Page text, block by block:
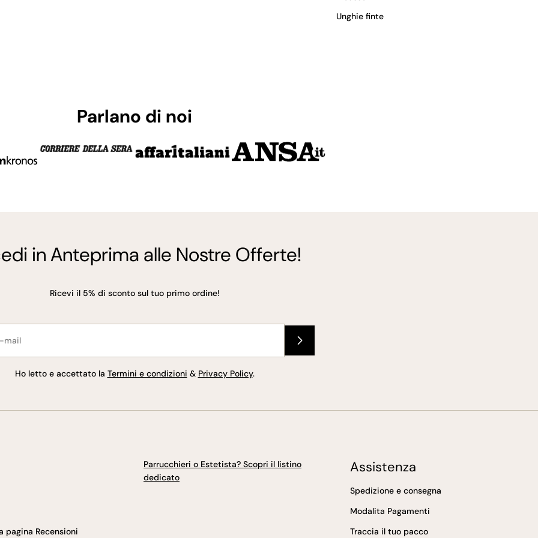
Unghie finte
Parlano di noi
in Anteprima alle Nostre Offerte!
Ricevi il 5% di sconto sul tuo primo ordine!
Ho letto e accettato la Termini e condizioni & Privacy Policy.
pagina Recensioni
Parrucchieri o Estetista? Scopri il listino
dedicato
Assistenza
Spedizione e consegna
Modalita Pagamenti
Traccia il tuo pacco